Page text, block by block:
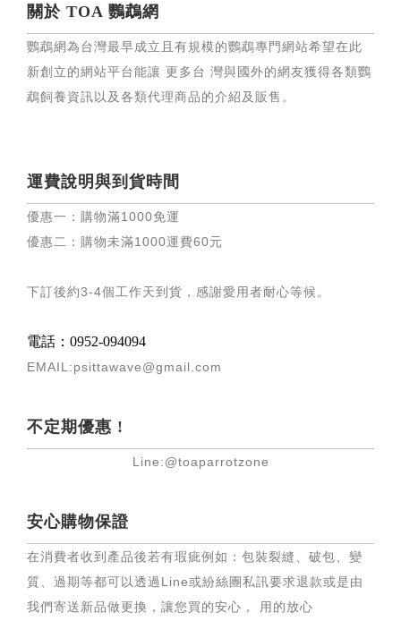
關於 TOA 鸚鵡網
鸚鵡網為台灣最早成立且有規模的鸚鵡專門網站希望在此
新創立的網站平台能讓 更多台 灣與國外的網友獲得各類鸚
鵡飼養資訊以及各類代理商品的介紹及販售。
運費說明與到貨時間
優惠一：購物滿1000免運
優惠二：購物未滿1000運費60元
下訂後約3-4個工作天到貨，感謝愛用者耐心等候 。
電話：0952-094094
EMAIL:psittawave@gmail.com
不定期優惠 !
Line:@toaparrotzone
安心購物保證
在消費者收到產品後若有瑕疵例如：包裝裂縫、破包、變
質、過期等都可以透過Line或紛絲團私訊要求退款或是由
我們寄送新品做更換，讓您買的安心， 用的放心